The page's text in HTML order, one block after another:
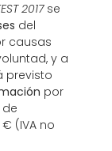
2017se
del
causas
y a
previsto
por
(IVA no